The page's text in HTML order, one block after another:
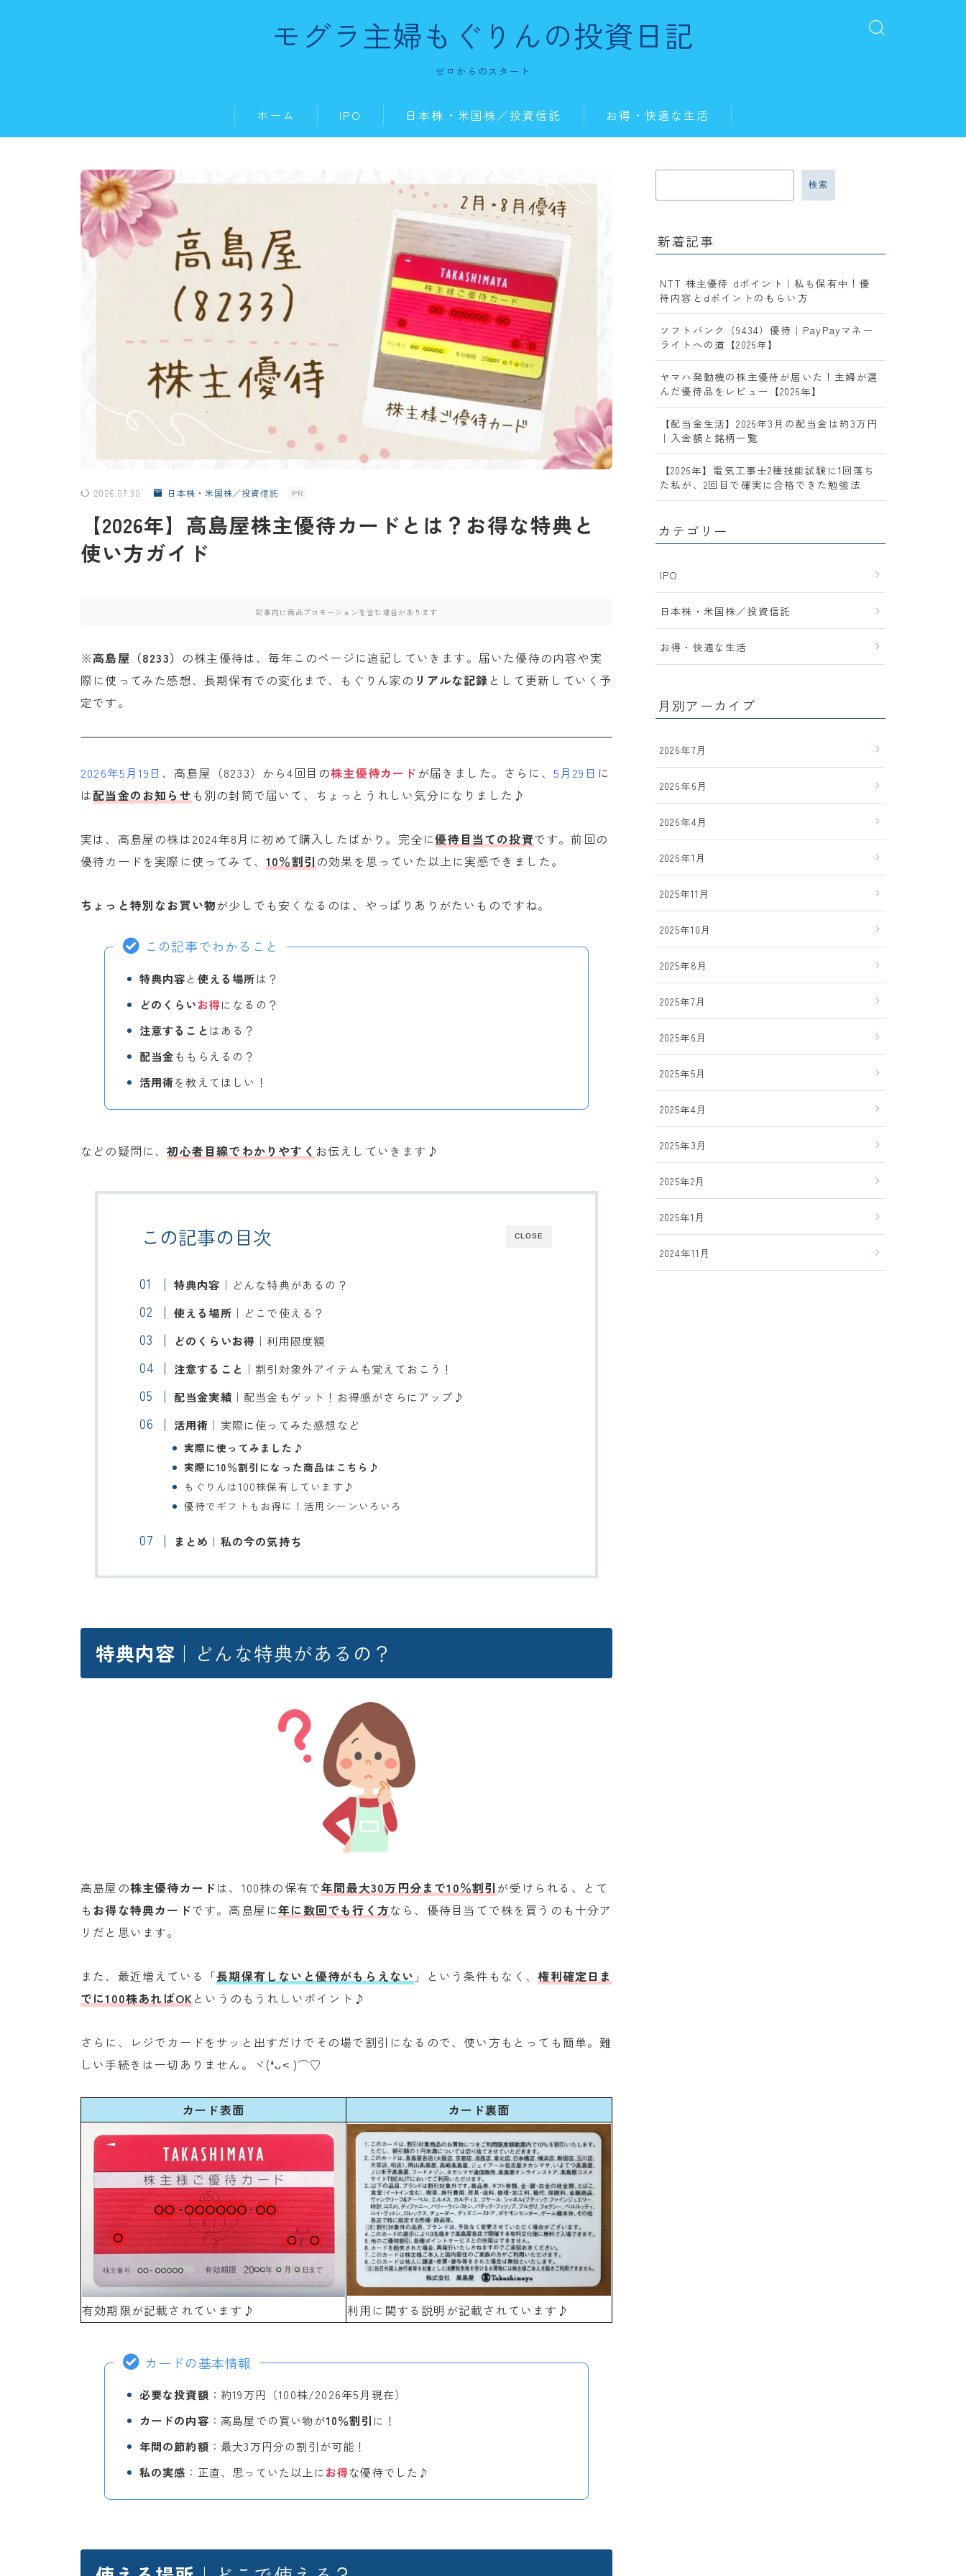
モグラ主婦もぐりんの投資日記
ゼロからのスタート
ホーム IPO 日本株・米国株／投資信託 お得・快適な生活
2026.07.30 日本株・米国株／投資信託 PR
【2026年】高島屋株主優待カードとは？お得な特典と
使い方ガイド
記事内に商品プロモーションを含む場合があります
※高島屋（8233） の株主優待は、毎年このページに追記していきます。届いた優待の内容や実
際に使ってみた感想、長期保有での変化まで、もぐりん家の リアルな記録 として更新していく予
定です。
2026年5月19日 、高島屋（8233）から4回目の株主優待カードが届きました。さらに、 5月29日 に
は配当金のお知らせも別の封筒で届いて、ちょっとうれしい気分になりました♪
実は、高島屋の株は2024年8月に初めて購入したばかり。完全に優待目当ての投資です。前回の
優待カードを実際に使ってみて、 10％割引 の効果を思っていた以上に実感できました。
ちょっと特別なお買い物が少しでも安くなるのは、やっぱりありがたいものですね。
この記事でわかること
特典内容と 使える場所は？
どのくらいお得になるの？
注意すること はある？
配当金ももらえるの？
活用術を教えてほしい！
などの疑問に、初心者目線でわかりやすく お伝えしていきます♪
CLOSE
この記事の目次
特典内容 ｜どんな特典があるの？
使える場所 ｜どこで使える？
どのくらいお得 ｜利用限度額
注意すること ｜割引対象外アイテムも覚えておこう！
配当金実績 ｜配当金もゲット！お得感がさらにアップ♪
活用術 ｜実際に使ってみた感想など
実際に使ってみました♪
実際に10％割引になった商品はこちら♪
もぐりんは100株保有しています♪
優待でギフトもお得に！活用シーンいろいろ
まとめ｜私の今の気持ち
特典内容 ｜どんな特典があるの？
高島屋の株主優待カードは、100株の保有で年間最大30万円分まで10％割引が受けられる、とて
も お得な特典カードです。高島屋に年に数回でも行く方なら、優待目当てで株を買うのも十分ア
リだと思います。
また、最近増えている「長期保有しないと優待がもらえない 」という条件もなく、権利確定日ま
でに100株あればOK というのもうれしいポイント♪
さらに、レジでカードをサッと出すだけでその場で割引になるので、使い方もとっても簡単。難
しい手続きは一切ありません。ヾ(❛ᴗ˂ )⌒♡
カード表面 カード裏面
有効期限が記載されています♪ 利用に関する説明が記載されています♪
カードの基本情報
必要な投資額 ：約19万円（100株/2026年5月現在）
カードの内容 ：高島屋での買い物が10％割引 に！
年間の節約額 ：最大3万円分の割引が可能！
私の実感 ：正直、思っていた以上にお得な優待でした♪
検索
新着記事
NTT 株主優待 dポイント｜私も保有中！優
待内容とdポイントのもらい方
ソフトバンク（9434）優待｜PayPayマネー
ライトへの道【2026年】
ヤマハ発動機の株主優待が届いた！主婦が選
んだ優待品をレビュー【2026年】
【配当金生活】2026年3月の配当金は約3万円
｜入金額と銘柄一覧
【2026年】電気工事士2種技能試験に1回落ち
た私が、2回目で確実に合格できた勉強法
カテゴリー
IPO
日本株・米国株／投資信託
お得・快適な生活
月別アーカイブ
2026年7月
2026年6月
2026年4月
2026年1月
2025年11月
2025年10月
2025年8月
2025年7月
2025年6月
2025年5月
2025年4月
2025年3月
2025年2月
2025年1月
2024年11月